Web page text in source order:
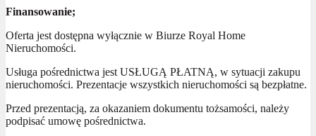
Finansowanie;
Oferta jest dostępna wyłącznie w Biurze Royal Home
Nieruchomości.
Usługa pośrednictwa jest USŁUGĄ PŁATNĄ, w sytuacji zakupu
nieruchomości. Prezentacje wszystkich nieruchomości są bezpłatne.
Przed prezentacją, za okazaniem dokumentu tożsamości, należy
podpisać umowę pośrednictwa.